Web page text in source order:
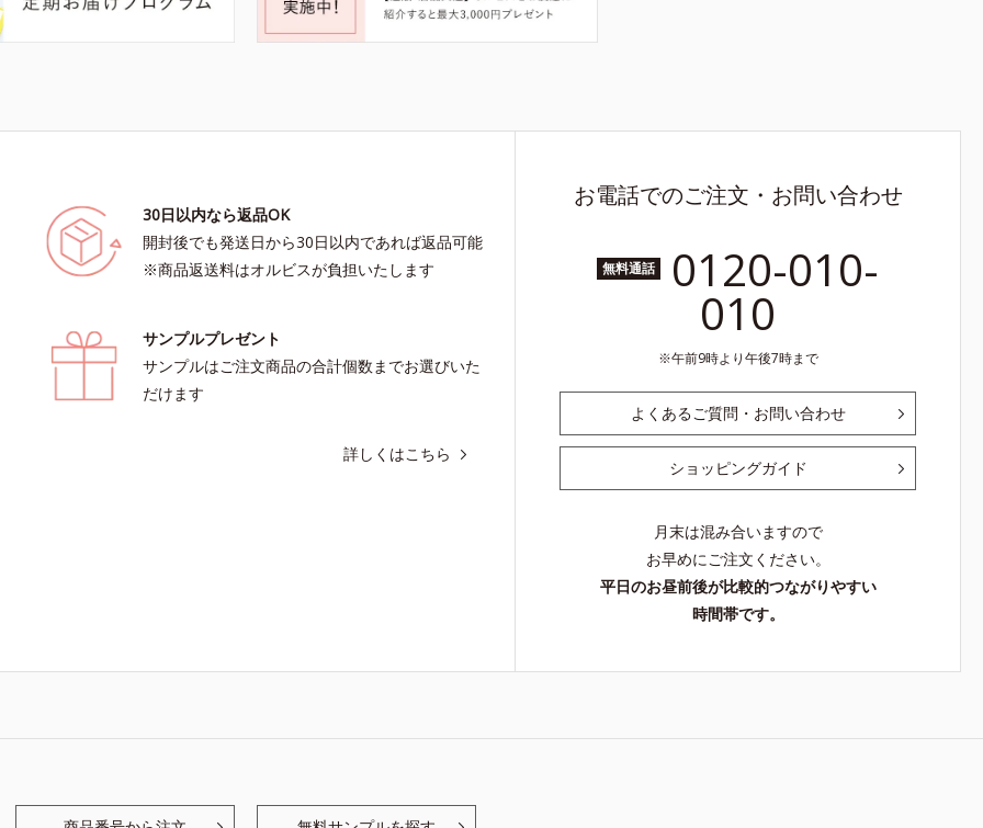
30日以内なら返品OK
開封後でも発送日から30日以内であれば返品可能
※商品返送料はオルビスが負担いたします
サンプルプレゼント
サンプルはご注文商品の合計個数までお選びいた
だけます
詳しくはこちら
お電話でのご注文・お問い合わせ
無料通話 0120-010-
010
午前9時より午後7時まで
よくあるご質問・お問い合わせ
ショッピングガイド
月末は混み合いますので
お早めにご注文ください。
平日のお昼前後が比較的つながりやすい
時間帯です。